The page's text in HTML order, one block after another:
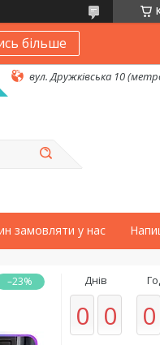
більше
вул. Дружківська 10
замовляти у нас
–23% Днів
0 0 0